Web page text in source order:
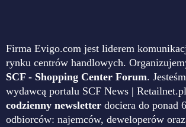
Firma Evigo.com jest liderem
rynku centrów handlowych.
SCF - Shopping Center Forum.
wydawcą portalu SCF News |
codzienny newsletter dociera do ponad
odbiorców: najemców, deweloperów oraz